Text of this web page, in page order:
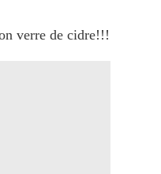
verre de cidre!!!